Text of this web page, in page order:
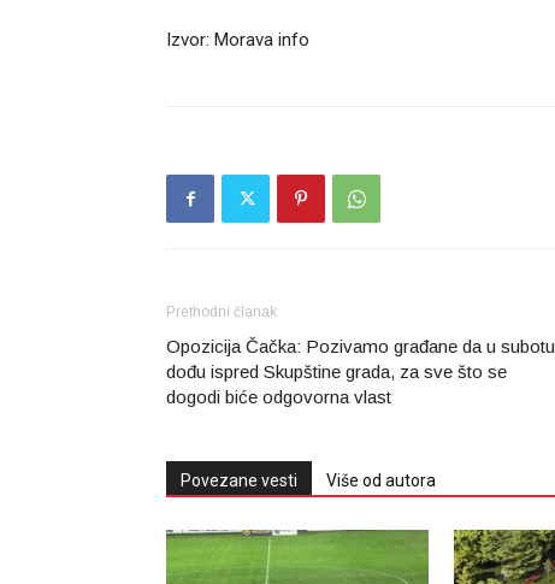
Izvor: Morava info
Prethodni članak
Opozicija Čačka: Pozivamo građane da u subotu
dođu ispred Skupštine grada, za sve što se
dogodi biće odgovorna vlast
Povezane vesti Više od autora